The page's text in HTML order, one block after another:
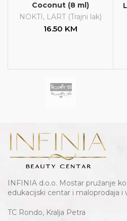
Coconut (8 ml)
NOKTI , LART (Trajni lak)
16.50 KM
INFINIA d.o.o. Mostar pružanje
edukacijski centar i maloprodaja i
TC Rondo, Kralja Petra